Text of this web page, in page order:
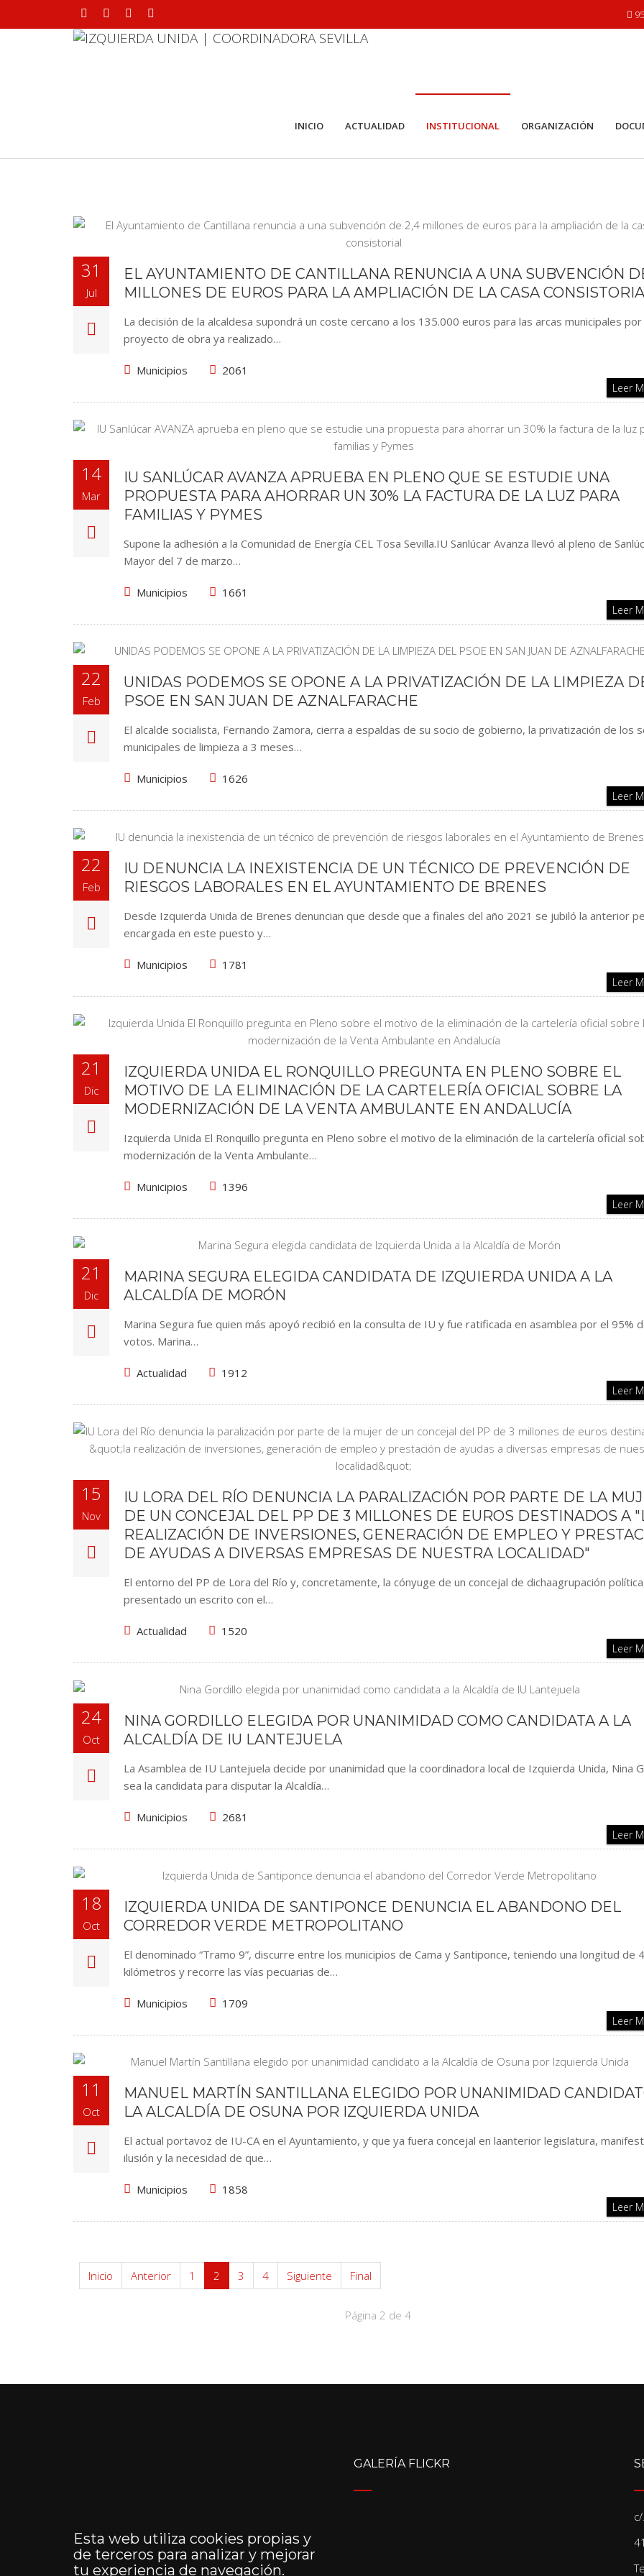
INICIO ACTUALIDAD INSTITUCIONAL ORGANIZACIÓN
31
Jul
EL AYUNTAMIENTO DE CANTILLANA RENUNCIA A UNA SUBVENCIÓN
MILLONES DE EUROS PARA LA AMPLIACIÓN DE LA CASA
La decisión de la alcaldesa supondrá un coste cercano a los 135.000 euros para las arcas municipales por
proyecto de obra ya realizado…
Municipios 2061
Leer
14
Mar
IU SANLÚCAR AVANZA APRUEBA EN PLENO QUE SE ESTUDIE UNA
PROPUESTA PARA AHORRAR UN 30% LA FACTURA DE LA LUZ PARA
FAMILIAS Y PYMES
Supone la adhesión a la Comunidad de Energía CEL Tosa Sevilla.IU Sanlúcar Avanza llevó al pleno de
Mayor del 7 de marzo…
Municipios 1661
Leer
22
Feb
UNIDAS PODEMOS SE OPONE A LA PRIVATIZACIÓN DE LA LIMPIEZA
PSOE EN SAN JUAN DE AZNALFARACHE
El alcalde socialista, Fernando Zamora, cierra a espaldas de su socio de gobierno, la privatización de los
municipales de limpieza a 3 meses…
Municipios 1626
Leer
22
Feb
IU DENUNCIA LA INEXISTENCIA DE UN TÉCNICO DE PREVENCIÓN DE
RIESGOS LABORALES EN EL AYUNTAMIENTO DE BRENES
Desde Izquierda Unida de Brenes denuncian que desde que a finales del año 2021 se jubiló la anterior
encargada en este puesto y…
Municipios 1781
Leer
21
Dic
IZQUIERDA UNIDA EL RONQUILLO PREGUNTA EN PLENO SOBRE EL
MOTIVO DE LA ELIMINACIÓN DE LA CARTELERÍA OFICIAL SOBRE LA
MODERNIZACIÓN DE LA VENTA AMBULANTE EN ANDALUCÍA
Izquierda Unida El Ronquillo pregunta en Pleno sobre el motivo de la eliminación de la cartelería oficial
modernización de la Venta Ambulante…
Municipios 1396
Leer
21
Dic
MARINA SEGURA ELEGIDA CANDIDATA DE IZQUIERDA UNIDA A LA
ALCALDÍA DE MORÓN
Marina Segura fue quien más apoyó recibió en la consulta de IU y fue ratificada en asamblea por el 95%
votos. Marina…
Actualidad 1912
Leer
15
Nov
IU LORA DEL RÍO DENUNCIA LA PARALIZACIÓN POR PARTE DE LA
DE UN CONCEJAL DEL PP DE 3 MILLONES DE EUROS DESTINADOS A
REALIZACIÓN DE INVERSIONES, GENERACIÓN DE EMPLEO Y
DE AYUDAS A DIVERSAS EMPRESAS DE NUESTRA LOCALIDAD"
El entorno del PP de Lora del Río y, concretamente, la cónyuge de un concejal de dichaagrupación
presentado un escrito con el…
Actualidad 1520
Leer
24
Oct
NINA GORDILLO ELEGIDA POR UNANIMIDAD COMO CANDIDATA A LA
ALCALDÍA DE IU LANTEJUELA
La Asamblea de IU Lantejuela decide por unanimidad que la coordinadora local de Izquierda Unida, Nina
sea la candidata para disputar la Alcaldía…
Municipios 2681
Leer
18
Oct
IZQUIERDA UNIDA DE SANTIPONCE DENUNCIA EL ABANDONO DEL
CORREDOR VERDE METROPOLITANO
El denominado “Tramo 9”, discurre entre los municipios de Cama y Santiponce, teniendo una longitud de
kilómetros y recorre las vías pecuarias de…
Municipios 1709
Leer
11
Oct
MANUEL MARTÍN SANTILLANA ELEGIDO POR UNANIMIDAD
LA ALCALDÍA DE OSUNA POR IZQUIERDA UNIDA
El actual portavoz de IU-CA en el Ayuntamiento, y que ya fuera concejal en laanterior legislatura,
ilusión y la necesidad de que…
Municipios 1858
Leer
Inicio Anterior 1 2 3 4 Siguiente Final
Página 2 de 4
Esta web utiliza cookies propias y
de terceros para analizar y mejorar
tu experiencia de navegación.
GALERÍA FLICKR